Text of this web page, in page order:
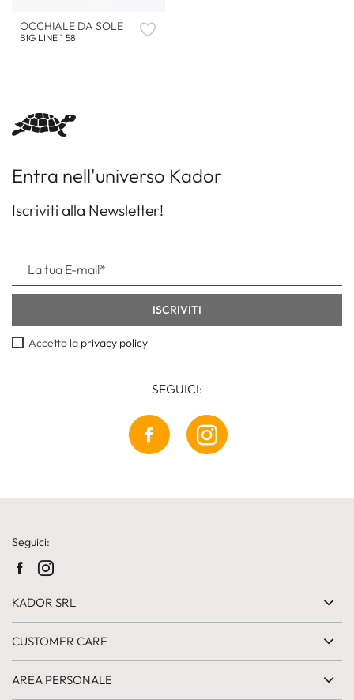
OCCHIALE DA SOLE
BIG LINE 1 58
Entra nell'universo Kador
Iscriviti alla Newsletter!
Accetto la privacy policy
SEGUICI:
Seguici:
KADOR SRL
CUSTOMER CARE
AREA PERSONALE